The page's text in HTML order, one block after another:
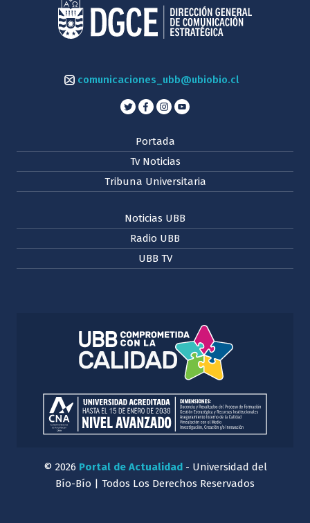
comunicaciones_ubb@ubiobio.cl
Portada
Tv Noticias
Tribuna Universitaria
Noticias UBB
Radio UBB
UBB TV
© 2026 Portal de Actualidad- Universidad del
Bío-Bío | Todos Los Derechos Reservados